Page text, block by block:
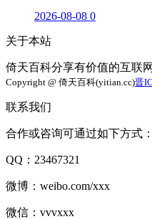
2026-08-08 0
关于本站
倚天百科分享有价值的互联
Copyright @ 倚天百科(yitian.cc)晋
联系我们
合作或咨询可通过如下方式：
QQ：23467321
微博：weibo.com/xxx
微信：vvvxxx